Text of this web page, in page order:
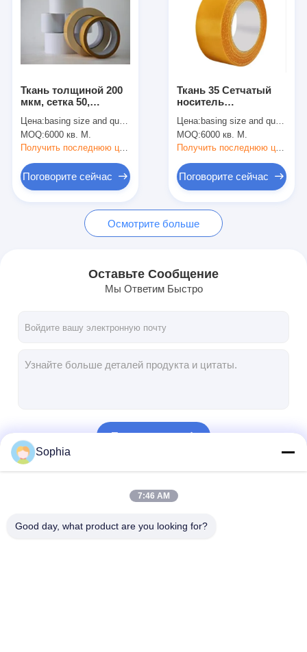
О нас
Путешествие фабрики
Слипчивая лента изоляции
Лента изоляции стеклянной ткани
Теплостойкая лента изоляции
Клейкая лента фильма Polyimide
Клейкая лента для герметизации трубопроводов
Двойная, который встали на сторону клейкая лента
Клейкая лента ЛЮБИМЦА
Ткань толщиной 200
мкм, сетка 50,
двусторонняя лента
Цена: basing size and quantity
MOQ:6000 кв. М.
Получить последнюю цену
Поговорите сейчас
Ткань 35 Сетчатый
носитель
клейкая лента 160
Толщина
Цена: basing size and quantity
MOQ:6000 кв. М.
Получить последнюю цену
Поговорите сейчас
Осмотрите больше
Оставьте Сообщение
Мы Ответим Быстро
Продолжать
Sophia
7:46 AM
Good day, what product are you looking for?